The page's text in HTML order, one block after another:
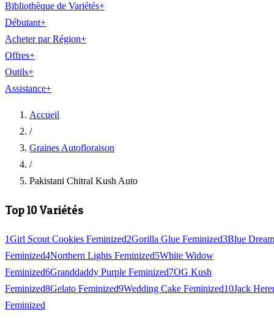
Bibliothèque de Variétés+
Débutant+
Acheter par Région+
Offres+
Outils+
Assistance+
Accueil
/
Graines Autofloraison
/
Pakistani Chitral Kush Auto
Top 10 Variétés
1Girl Scout Cookies Feminized2Gorilla Glue Feminized3Blue Dream
Feminized4Northern Lights Feminized5White Widow
Feminized6Granddaddy Purple Feminized7OG Kush
Feminized8Gelato Feminized9Wedding Cake Feminized10Jack
Feminized